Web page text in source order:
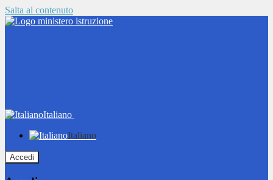
Salta al contenuto
Italiano
Italiano
Accedi